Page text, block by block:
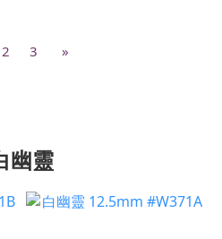
2 3 »
幽靈